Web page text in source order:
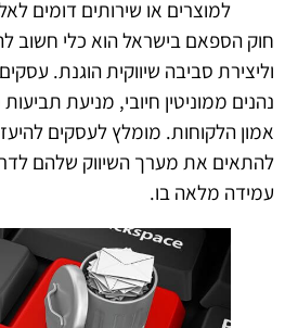
למוצרים או שירותים דומים
חוק הספאם בישראל הוא כלי חשוב
וליצירת סביבה שיווקית הוגנת.
נהנים ממוניטין חיובי, מניעת
אמון הלקוחות. מומלץ לעסקים
להתאים את מערך השיווק שלהם
עמידה מלאה בו.